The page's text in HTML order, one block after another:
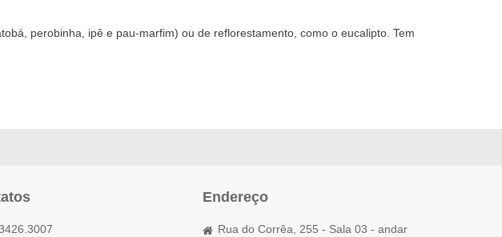
perobinha, ipê e pau-marfim) ou de reflorestamento, como o eucalipto. Tem
Endereço
Rua do Corrêa, 255 - Sala 03 - andar